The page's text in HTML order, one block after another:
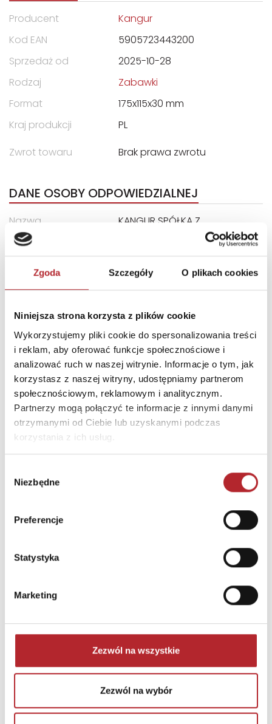
Zgoda Szczegóły O plikach cookies
Niniejsza strona korzysta z plików cookie
Wykorzystujemy pliki cookie do spersonalizowania treści
i reklam, aby oferować funkcje społecznościowe i
analizować ruch w naszej witrynie. Informacje o tym, jak
korzystasz z naszej witryny, udostępniamy partnerom
społecznościowym, reklamowym i analitycznym.
Partnerzy mogą połączyć te informacje z innymi danymi
otrzymanymi od Ciebie lub uzyskanymi podczas
korzystania z ich usług.
zgody
Niezbędne
Preferencje
Statystyka
Marketing
Zezwól na wszystkie
Zezwól na wybór
Producent
Kangur
Kod EAN
5905723443200
Sprzedaż od
2025-10-28
Rodzaj
Zabawki
Format
175x115x30 mm
Kraj produkcji
PL
Zwrot towaru
Brak prawa zwrotu
DANE OSOBY ODPOWIEDZIALNEJ
Nazwa
KANGUR SPÓŁKA Z
ul. Przędzalniana 6N
Kod pocztowy
15-688
Miasto
Białystok
E-mail
info@ekangur.pl
INNI KLIENCI KUPOWALI
NAJCZĘŚCIEJ KUPOWANE zobacz więcej
TOP 100
TOP 100